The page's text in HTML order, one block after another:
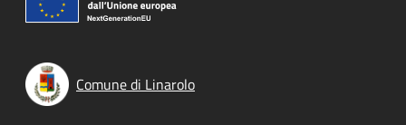
Comune di Linarolo